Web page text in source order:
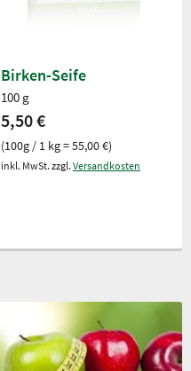
Birken-Seife
100 g
5,50 €
(100g / 1 kg = 55,00 €)
inkl. MwSt. zzgl. Versandkosten